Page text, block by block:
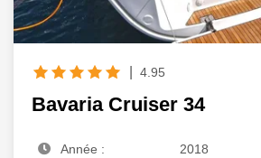
4.95
Bavaria Cruiser 34
Année :
2018